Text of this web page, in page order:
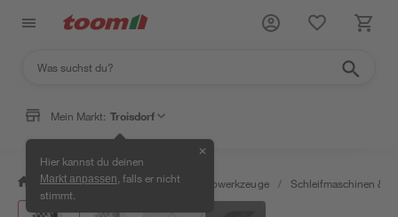
Mein Markt: Troisdorf
Hier kannst du deinen
Markt anpassen , falls er nicht
stimmt.
✕
/ Werkstatt & Maschinen / Elektrowerkzeuge / Schleifmaschinen &